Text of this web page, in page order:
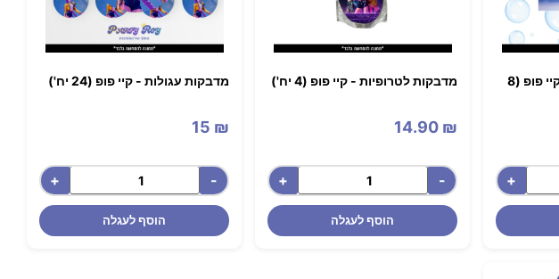
מדבקות לבועות סבון - קיי פופ (8
+
מדבקות לטרופיות - קיי פופ (4 יח')
14.90 ₪
-
+
הוסף לעגלה
מדבקות עגולות - קיי פופ (24 יח')
15 ₪
-
+
הוסף לעגלה